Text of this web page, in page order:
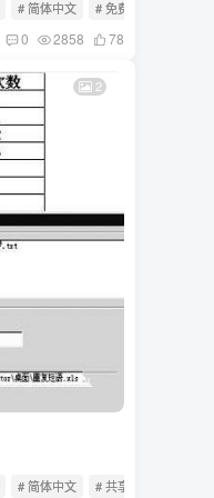
# 简体中文 # 免费软件
0 2858 78
2
# 简体中文 # 共享软件